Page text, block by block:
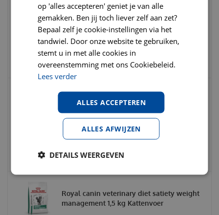
Petsafe slimcat multivet groen
99 € 10,95
Hill's prescription diet feline metabolic
weight management kip 1,5 kg Kattenvoe
95
Royal canin veterinary diet satiety weight
management 1,5 kg Kattenvoer
op 'alles accepteren' geniet je van alle
gemakken. Ben jij toch liever zelf aan zet?
Bepaal zelf je cookie-instellingen via het
tandwiel. Door onze website te gebruiken,
stemt u in met alle cookies in
overeenstemming met ons Cookiebeleid.
Lees verder
ALLES ACCEPTEREN
ALLES AFWIJZEN
DETAILS WEERGEVEN